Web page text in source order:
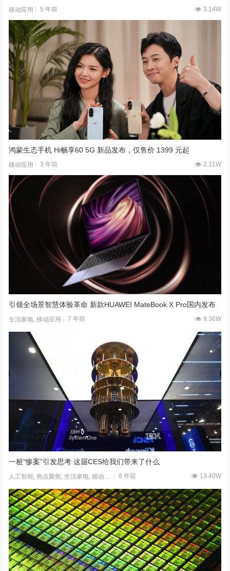
移动应用 5 年前 3.14W
鸿蒙生态手机 Hi畅享60 5G 新品发布，仅售价 1399 元起
移动应用 3 年前 2.31W
引领全场景智慧体验革命 新款HUAWEI MateBook X Pro国内发布
生活家电,移动应用 7 年前 9.36W
一桩“惨案”引发思考 这届CES给我们带来了什么
人工智能,热点聚焦,生活家电,移动应用 8 年前 13.40W